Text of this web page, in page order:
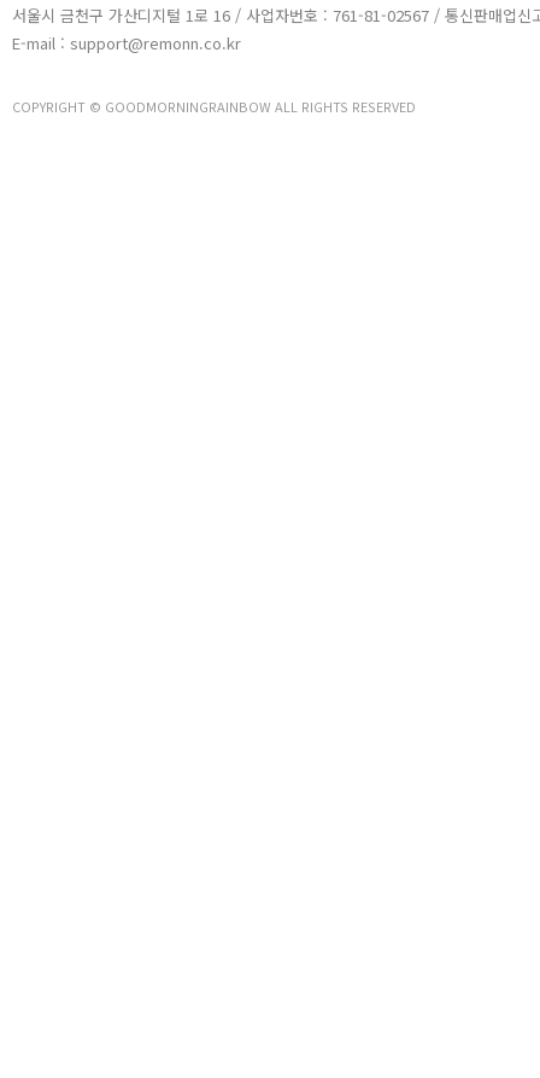
서울시 금천구 가산디지털 1로 16 / 사업자번호 : 761-81-02567 / 통신판매업
E-mail : support@remonn.co.kr
COPYRIGHT © GOODMORNINGRAINBOW ALL RIGHTS RESERVED